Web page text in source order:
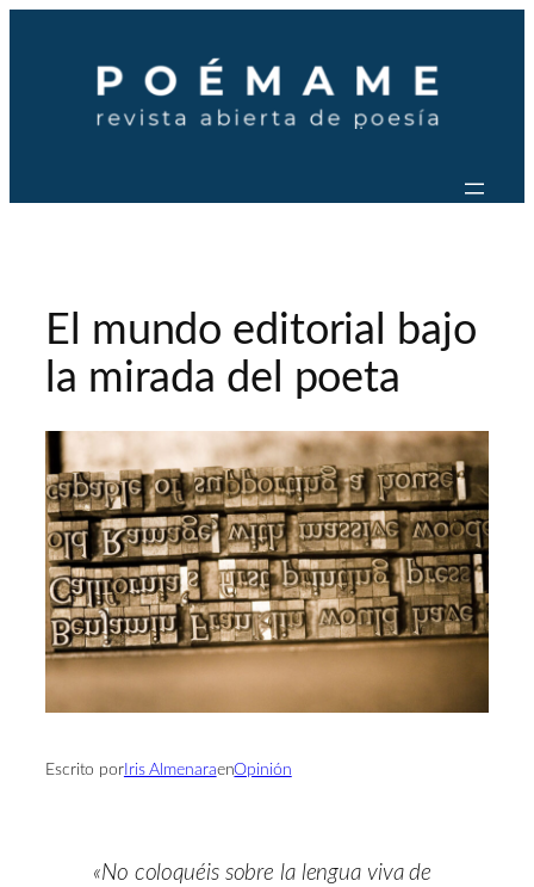
contenido
El mundo editorial bajo
la mirada del poeta
Escrito porIris AlmenaraenOpinión
«No coloquéis sobre la lengua viva de